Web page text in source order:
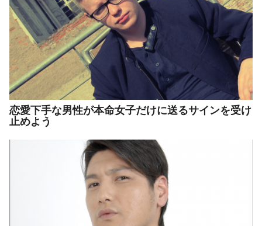
恋愛下手な男性が本命女子だけに送るサインを受け
止めよう